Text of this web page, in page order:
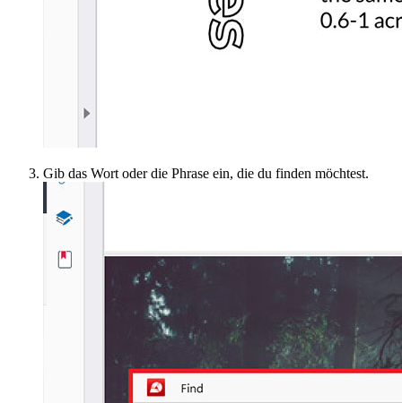
Gib das Wort oder die Phrase ein, die du finden möchtest.